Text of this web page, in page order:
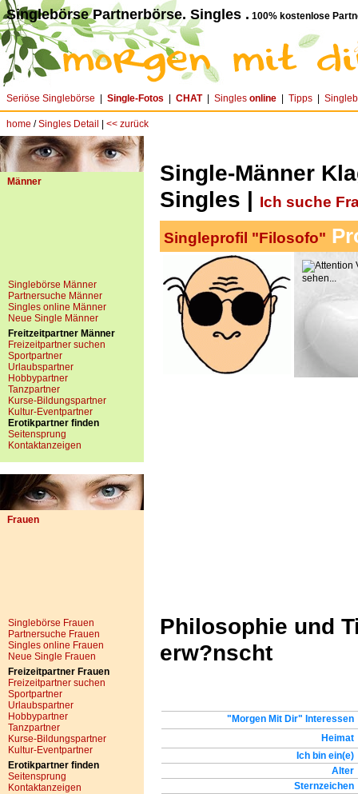
Singlebörse Partnerbörse. Singles . 100% kostenlose
Seriöse Singlebörse Single-Fotos CHAT| Singles online Tipps
home /Singles Detail << zurück
Männer
Singlebörse Männer
Partnersuche Männer
Singles online Männer
Neue Single Männer
Freitzeitpartner Männer
Freizeitpartner suchen
Sportpartner
Urlaubspartner
Hobbypartner
Tanzpartner
Kurse-Bildungspartner
Kultur-Eventpartner
Erotikpartner finden
Seitensprung
Kontaktanzeigen
Frauen
Singlebörse Frauen
Partnersuche Frauen
Singles online Frauen
Neue Single Frauen
Freizeitpartner Frauen
Freizeitpartner suchen
Sportpartner
Urlaubspartner
Hobbypartner
Tanzpartner
Kurse-Bildungspartner
Kultur-Eventpartner
Erotikpartner finden
Seitensprung
Kontaktanzeigen
Single-Männer
Singles | Ich suche
Singleprofil "Filosofo"
sehen...
Philosophie und
erw?nscht
"Morgen Mit Dir" Interessen
Heimat
Ich bin ein(e)
Alter
Sternzeichen